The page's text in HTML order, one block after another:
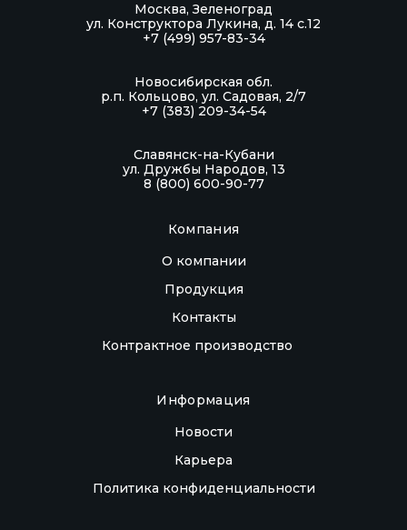
Компания
О компании
Продукция
Контакты
Контрактное производство
Информация
Новости
Карьера
Политика конфиденциальности
Москва, Зеленоград
ул. Конструктора Лукина, д. 14 с.12
+7 (499) 957-83-34
Новосибирская обл.
р.п. Кольцово, ул. Садовая, 2/7
+7 (383) 209-34-54
Славянск-на-Кубани
ул. Дружбы Народов, 13
8 (800) 600-90-77